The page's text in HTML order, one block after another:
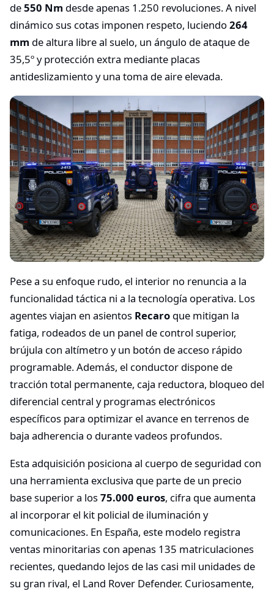
de550 Nm desde apenas 1.250 revoluciones. A nivel
dinámico sus cotas imponen respeto, luciendo264
mm de altura libre al suelo, un ángulo de ataque de
35,5º y protección extra mediante placas
antideslizamiento y una toma de aire elevada.
Pese a su enfoque rudo, el interior no renuncia a la
funcionalidad táctica ni a la tecnología operativa. Los
agentes viajan en asientos Recaro que mitigan la
fatiga, rodeados de un panel de control superior,
brújula con altímetro y un botón de acceso rápido
programable. Además, el conductor dispone de
tracción total permanente, caja reductora, bloqueo del
diferencial central y programas electrónicos
específicos para optimizar el avance en terrenos de
baja adherencia o durante vadeos profundos.
Esta adquisición posiciona al cuerpo de seguridad con
una herramienta exclusiva que parte de un precio
base superior a los75.000 euros, cifra que aumenta
al incorporar el kit policial de iluminación y
comunicaciones. En España, este modelo registra
ventas minoritarias con apenas 135 matriculaciones
recientes, quedando lejos de las casi mil unidades de
su gran rival, el Land Rover Defender. Curiosamente,